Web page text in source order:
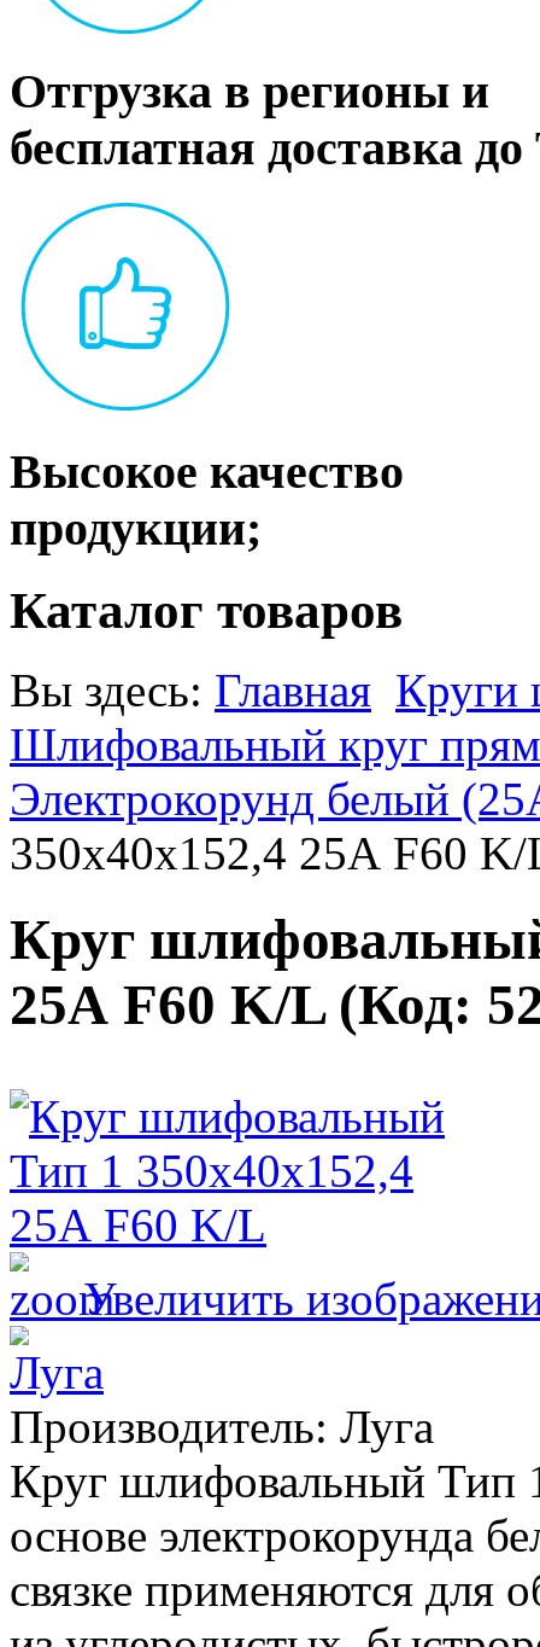
Отгрузка в регионы и
бесплатная доставка
Высокое качество
продукции;
Каталог товаров
Вы здесь: Главная Круги
Шлифовальный круг
Электрокорунд белый
350х40х152,4 25А F60
Круг
25А F60 K/L (Код:
Увеличить
Производитель: Луга
Круг шлифовальный Тип
основе электрокорунда
связке применяются для